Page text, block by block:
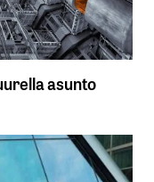
asunto